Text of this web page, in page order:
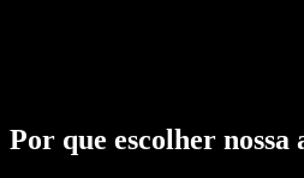
Por que escolher nossa